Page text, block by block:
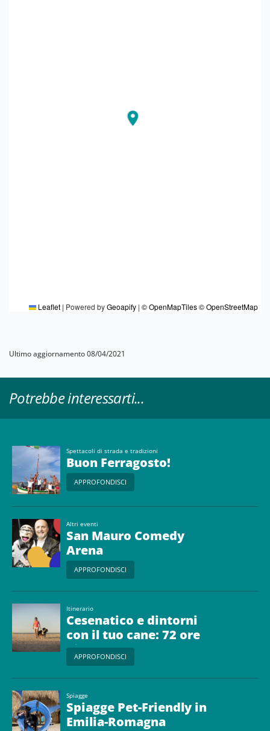
Leaflet | Powered byGeoapify | © OpenMapTiles© OpenStreetMap
Ultimo aggiornamento 08/04/2021
Potrebbe interessarti...
Spettacoli di strada e tradizioni
Buon Ferragosto!
APPROFONDISCI
Altri eventi
San Mauro Comedy
Arena
APPROFONDISCI
Itinerario
Cesenatico e dintorni
con il tuo cane: 72 ore
di mare, natura e relax
APPROFONDISCI
Spiagge
Spiagge Pet-Friendly in
Emilia-Romagna